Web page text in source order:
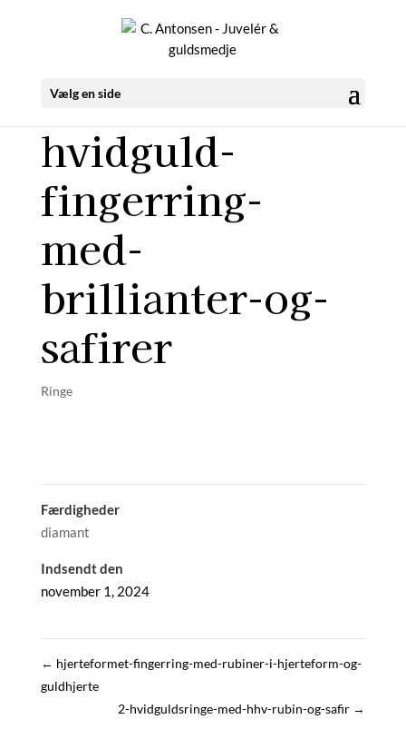
Vælg en side
hvidguld-
fingerring-
med-
brillianter-og-
safirer
Ringe
Færdigheder
diamant
Indsendt den
november 1, 2024
← hjerteformet-fingerring-med-rubiner-i-hjerteform-og-
guldhjerte
2-hvidguldsringe-med-hhv-rubin-og-safir →